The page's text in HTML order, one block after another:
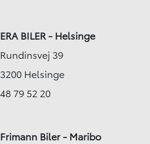
ERA BILER - Helsinge
Rundinsvej 39
3200 Helsinge
48 79 52 20
Frimann Biler - Maribo